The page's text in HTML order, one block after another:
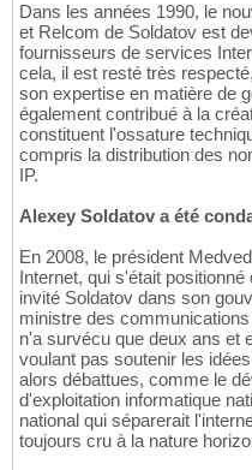
Dans les années 1990, le
et Relcom de Soldatov est
fournisseurs de services
cela, il est resté très
son expertise en matière de
également contribué à la
constituent l'ossature
compris la distribution des
IP.
Alexey Soldatov a été
En 2008, le président
Internet, qui s'était
invité Soldatov dans son
ministre des
n'a survécu que deux ans et
voulant pas soutenir les
alors débattues, comme le
d'exploitation informatique
national qui séparerait
toujours cru à la nature